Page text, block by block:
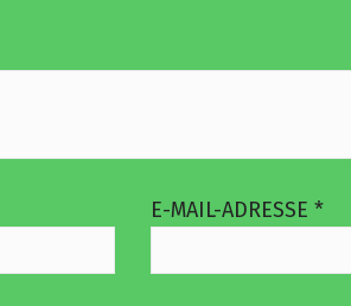
E-MAIL-ADRESSE *